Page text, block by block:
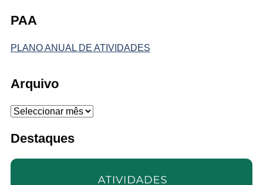
PAA
PLANO ANUAL DE ATIVIDADES
Arquivo
Arquivo
Destaques